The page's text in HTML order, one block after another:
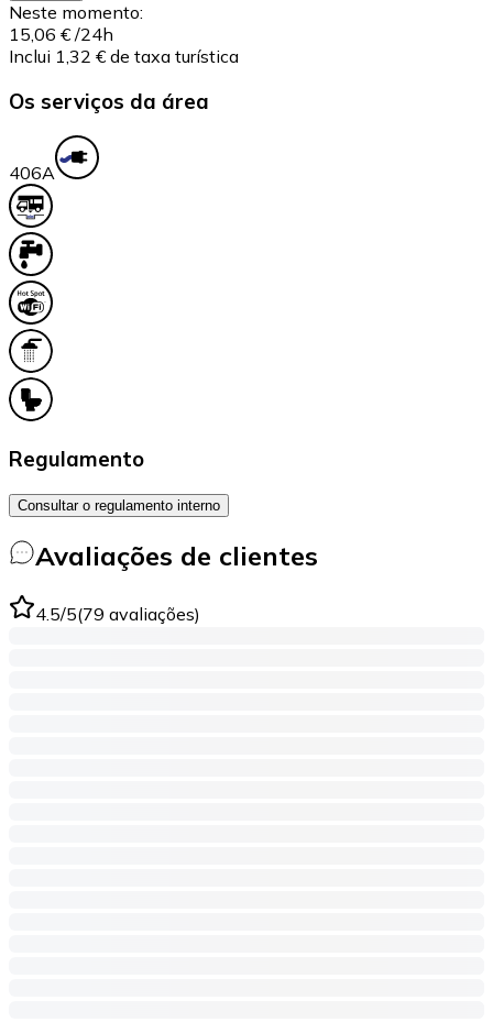
Neste momento:
15,06 € /24h
Inclui 1,32 € de taxa turística
Os serviços da área
406A
Regulamento
Consultar o regulamento interno
Avaliações de clientes
4.5/5(79 avaliações)